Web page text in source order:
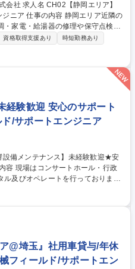
エリア】
リア近隣の
家電・給湯器の修理や保守点検を
軟な働き方が可能。現場で得た製品
。 【詳細】一般家庭
ム・業務用エアコン)、給湯機(エコ
障診断や部品交換、更新提案を担
の裁量でスケジュールを管理しやす
圏内で1日5～6件を訪問。出張は
ほとんどありません。地域密着型の
資格取得支援あり
時短勤務あり
経験歓迎 安心のサポート
/サポートエンジニア
及びオペレートを行っておりま
達成感はこの仕事ならではの特権で
入社後の流れ】入社～約1年間は先
す。2年目以降は測定器の経験を
ではヤマハの社員の方もサポートい
し
@埼玉』社用車貸与/年休
フィールド/サポートエン